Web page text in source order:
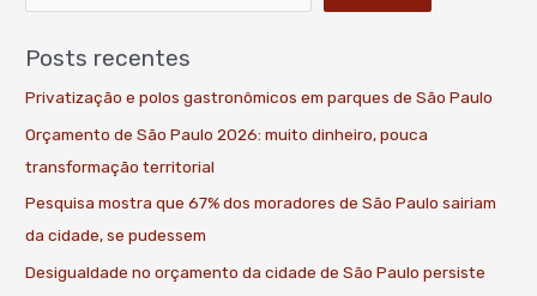
Posts recentes
Privatização e polos gastronômicos em parques de São Paulo
Orçamento de São Paulo 2026: muito dinheiro, pouca
transformação territorial
Pesquisa mostra que 67% dos moradores de São Paulo sairiam
da cidade, se pudessem
Desigualdade no orçamento da cidade de São Paulo persiste